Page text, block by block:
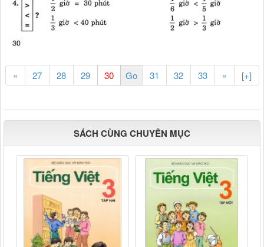
« 27 28 29 31 32 33 » [+]
SÁCH CÙNG CHUYÊN MỤC